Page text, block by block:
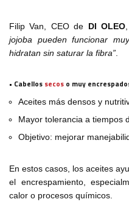
Filip Van, CEO de DI OLEO
jojoba pueden funcionar
hidratan sin saturar la fibra”
• Cabellos secos o muy
Aceites más densos y
Mayor tolerancia a tiempos
Objetivo: mejorar
En estos casos, los aceites
el encrespamiento,
calor o procesos químicos.